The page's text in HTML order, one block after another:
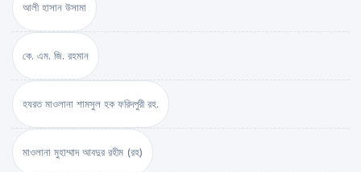
আলী হাসান উসামা
কে. এম. জি. রহমান
হযরত মাওলানা শামসুল হক ফরিদপুরী রহ.
মাওলানা মুহাম্মাদ আবদুর রহীম (রহ)